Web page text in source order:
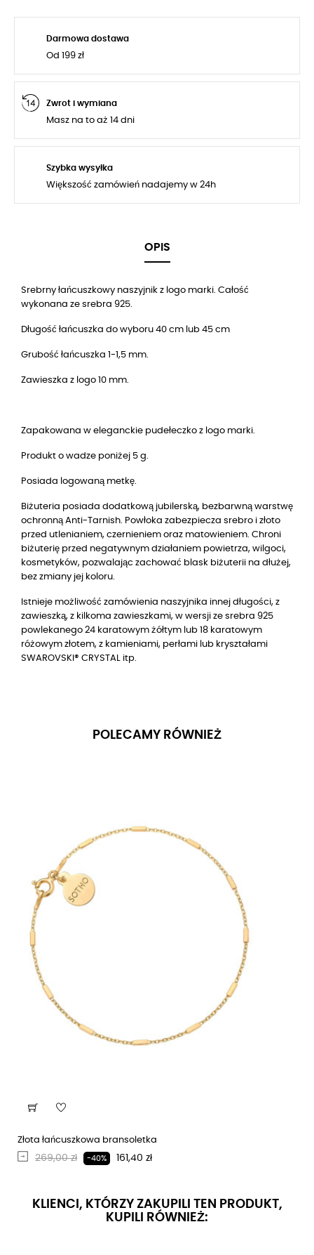
Darmowa dostawa
Od 199 zł
Zwrot i wymiana
Masz na to aż 14 dni
Szybka wysyłka
Większość zamówień nadajemy w 24h
OPIS
Srebrny łańcuszkowy naszyjnik z logo marki. Całość
wykonana ze srebra 925.
Długość łańcuszka do wyboru 40 cm lub 45 cm
Grubość łańcuszka 1-1,5 mm.
Zawieszka z logo 10 mm.
Zapakowana w eleganckie pudełeczko z logo marki.
Produkt o wadze poniżej 5 g.
Posiada logowaną metkę.
Biżuteria posiada dodatkową jubilerską, bezbarwną warstwę
ochronną Anti-Tarnish. Powłoka zabezpiecza srebro i złoto
przed utlenianiem, czernieniem oraz matowieniem. Chroni
biżuterię przed negatywnym działaniem powietrza, wilgoci,
kosmetyków, pozwalając zachować blask biżuterii na dłużej,
bez zmiany jej koloru.
Istnieje możliwość zamówienia naszyjnika innej długości, z
zawieszką, z kilkoma zawieszkami, w wersji ze srebra 925
powlekanego 24 karatowym żółtym lub 18 karatowym
różowym złotem, z kamieniami, perłami lub kryształami
SWAROVSKI® CRYSTAL itp.
POLECAMY RÓWNIEŻ
Złota łańcuszkowa bransoletka
Regularna cena
269,00 zł -40% Cena
161,40 zł
KLIENCI, KTÓRZY ZAKUPILI TEN PRODUKT,
KUPILI RÓWNIEŻ: